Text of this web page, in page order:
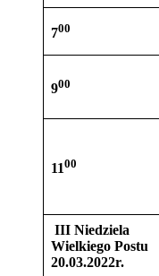
700
900
1100
III Niedziela
Wielkiego Postu
20.03.2022r.